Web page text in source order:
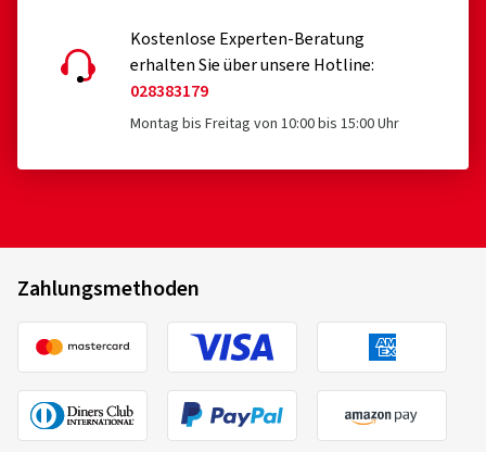
Kostenlose Experten-Beratung
erhalten Sie über unsere Hotline:
028383179
Montag bis Freitag von 10:00 bis 15:00 Uhr
Zahlungsmethoden